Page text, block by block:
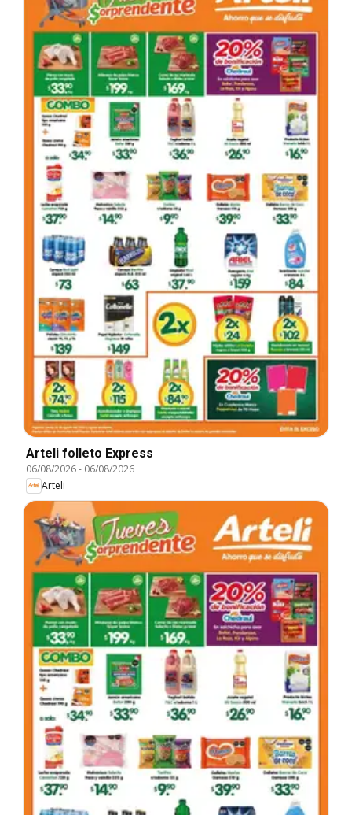
Arteli folleto Express
06/08/2026- 06/08/2026
Arteli